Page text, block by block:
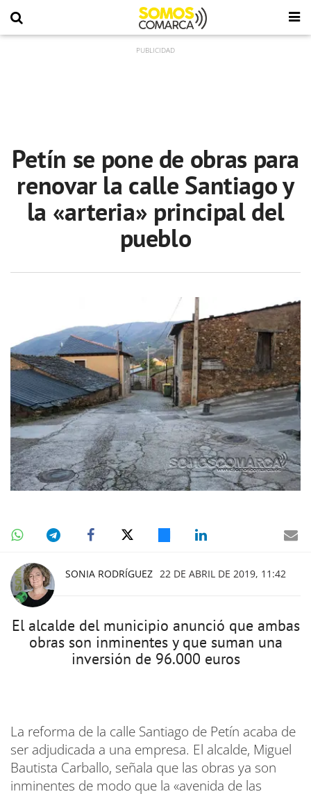
Petín se pone de obras para
renovar la calle Santiago y
la «arteria» principal del
pueblo
SONIA RODRÍGUEZ 22 DE ABRIL DE 2019, 11:42
El alcalde del municipio anunció que ambas
obras son inminentes y que suman una
inversión de 96.000 euros
La reforma de la calle Santiago de Petín acaba de
ser adjudicada a una empresa. El alcalde, Miguel
Bautista Carballo, señala que las obras ya son
inminentes de modo que la «avenida de las